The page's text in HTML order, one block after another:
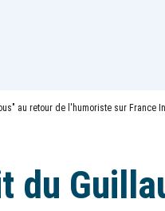
au retour de l'humoriste sur France
du